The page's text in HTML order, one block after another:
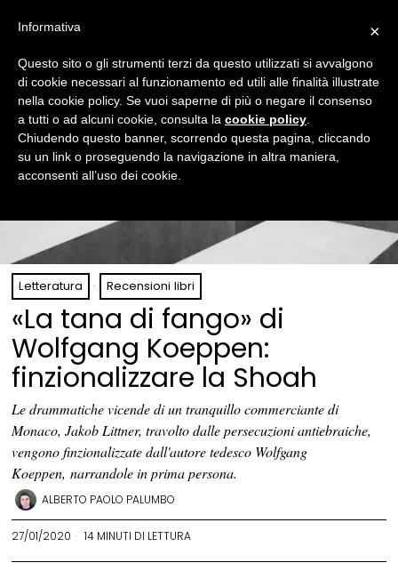
Letteratura · Recensioni libri
«La tana di fango» di
Wolfgang Koeppen:
finzionalizzare la Shoah
Le drammatiche vicende di un tranquillo commerciante di
Monaco, Jakob Littner, travolto dalle persecuzioni antiebraiche,
vengono finzionalizzate dall'autore tedesco Wolfgang
Koeppen, narrandole in prima persona.
ALBERTO PAOLO PALUMBO
27/01/2020 14 MINUTI DI LETTURA
×
Informativa
Questo sito o gli strumenti terzi da questo utilizzati si avvalgono
di cookie necessari al funzionamento ed utili alle finalità illustrate
nella cookie policy. Se vuoi saperne di più o negare il consenso
a tutti o ad alcuni cookie, consulta la cookie policy
Chiudendo questo banner, scorrendo questa pagina, cliccando
su un link o proseguendo la navigazione in altra maniera,
acconsenti all’uso dei cookie.